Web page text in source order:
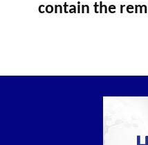
contain the